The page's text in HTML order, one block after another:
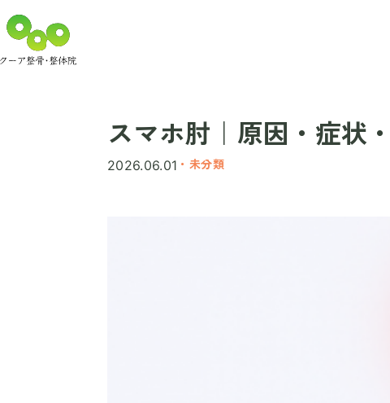
スマホ肘｜原因・症状
2026.06.01 ・未分類